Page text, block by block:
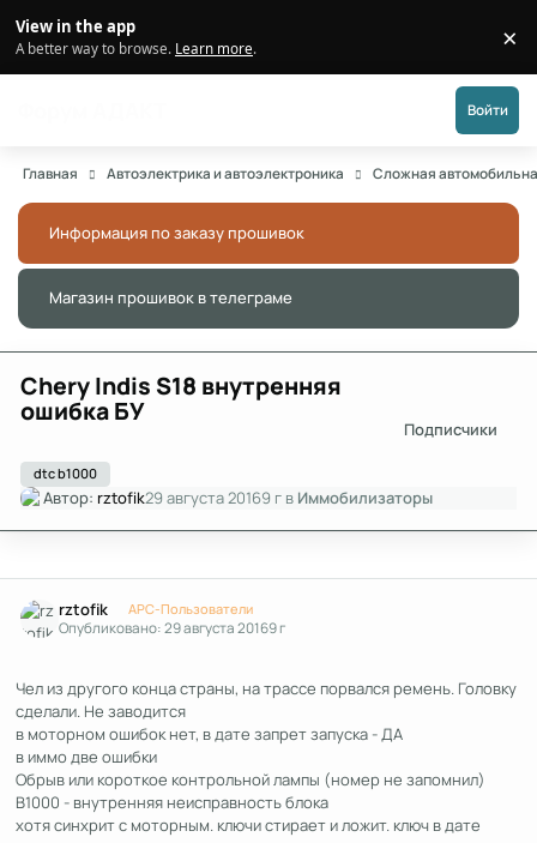
View in the app
A better way to browse. Learn more. ×
Войти
Главная Автоэлектрика и автоэлектроника Сложная
Информация по заказу прошивок
Магазин прошивок в телеграме
Chery Indis S18 внутренняя
ошибка БУ
dtc b1000
Подписчики
Автор: rztofik29 августа 20169 г в Иммобилизаторы
rztofik APC-Пользователи
Опубликовано:29 августа 20169 г
Чел из другого конца страны, на трассе порвался ремень. Головку
сделали. Не заводится
в моторном ошибок нет, в дате запрет запуска - ДА
в иммо две ошибки
Обрыв или короткое контрольной лампы (номер не запомнил)
B1000 - внутренняя неисправность блока
хотя синхрит с моторным. ключи стирает и ложит. ключ в дате